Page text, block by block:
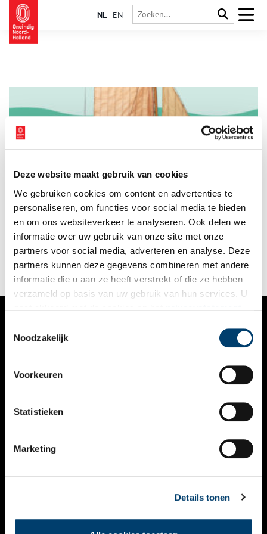
Deze website maakt gebruik van cookies
We gebruiken cookies om content en advertenties te
personaliseren, om functies voor social media te bieden
en om ons websiteverkeer te analyseren. Ook delen we
informatie over uw gebruik van onze site met onze
partners voor social media, adverteren en analyse. Deze
partners kunnen deze gegevens combineren met andere
informatie die u aan ze heeft verstrekt of die ze hebben
verzameld op basis van uw gebruik van hun services. U
Noodzakelijk
Voorkeuren
Statistieken
Marketing
Details tonen
NL EN
Vandaag opent de nieuwe tentoonstelling Tussen werf en
schip in het Schathuys van het Zuiderzeemuseum. Stap in de
rijke geschiedenis van de Zuiderzee en ontdek hoe de
scheepvaart het leven van mens en omgeving heeft gevormd.
Deze tijdelijke tentoonstelling toont bijzondere objecten uit
de uitgebreide museumcollectie en neemt je mee naar de
wereld van scheepswerven, het werk aan boord van vissers- en
vrachtschepen én de bedrijvigheid op de wal.
2 min
VERHALEN
KALENDER
THEMA’S
VIDEO’S
CONTACT